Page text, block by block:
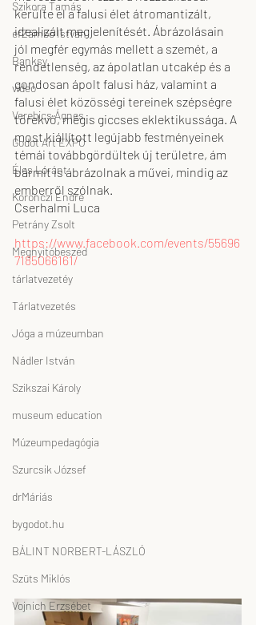
Szikora Tamás
efZámbó István
Banksy
video
Verebics Ágnes
Godot Art EXPO
Éles Lóránt
Koronczi Endre
Petrány Zsolt
Megnyitóbeszéd
tárlatvezetéy
Tárlatvezetés
Jóga a múzeumban
Nádler István
Szikszai Károly
museum education
Múzeumpedagógia
Szurcsik József
drMáriás
bygodot.hu
BÁLINT NORBERT-LÁSZLÓ
Szüts Miklós
Vojnich Erzsébet
kerülte el a falusi élet átromantizált,
idealizált megjelenítését. Ábrázolásain
jól megfér egymás mellett a szemét, a
rendetlenség, az ápolatlan utcakép és a
gondosan ápolt falusi ház, valamint a
falusi élet közösségi tereinek szépségre
törekvő, mégis giccses eklektikussága. A
most kiállított legújabb festményeinek
témái továbbgördültek új területre, ám
bármit is ábrázolnak a művei, mindig az
emberről szólnak.
Cserhalmi Luca
https://www.facebook.com/events/55696
7185066161/